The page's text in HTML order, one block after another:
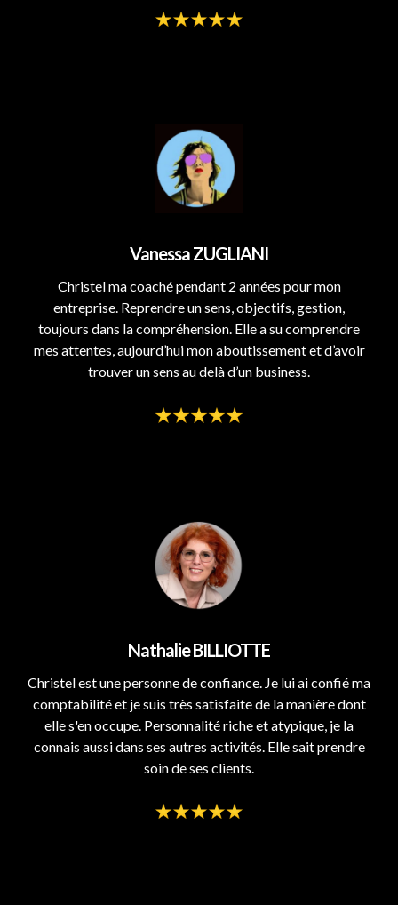
Vanessa ZUGLIANI
Christel ma coaché pendant 2 années pour mon
entreprise. Reprendre un sens, objectifs, gestion,
toujours dans la compréhension. Elle a su comprendre
mes attentes, aujourd’hui mon aboutissement et d’avoir
trouver un sens au delà d’un business.
Nathalie BILLIOTTE
Christel est une personne de confiance. Je lui ai confié ma
comptabilité et je suis très satisfaite de la manière dont
elle s'en occupe. Personnalité riche et atypique, je la
connais aussi dans ses autres activités. Elle sait prendre
soin de ses clients.